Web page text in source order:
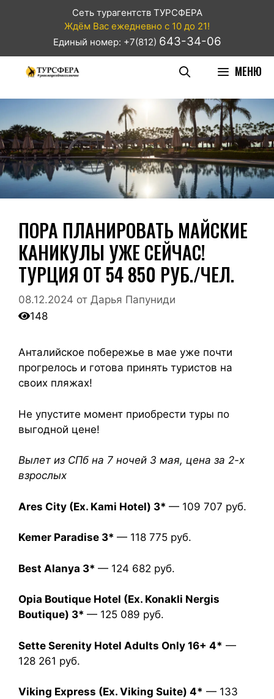
Сеть турагентств ТУРСФЕРА
Ждём Вас ежедневно с 10 до 21!
Единый номер: +7(812) 643-34-06
МЕНЮ
ПОРА ПЛАНИРОВАТЬ МАЙСКИЕ
КАНИКУЛЫ УЖЕ СЕЙЧАС!
ТУРЦИЯ ОТ 54 850 РУБ./ЧЕЛ.
08.12.2024 от Дарья Папуниди
148
Анталийское побережье в мае уже почти
прогрелось и готова принять туристов на
своих пляжах!
Не упустите момент приобрести туры по
выгодной цене!
Вылет из СПб на 7 ночей 3 мая, цена за 2-х
взрослых
Ares City (Ex. Kami Hotel) 3* — 109 707 руб.
Kemer Paradise 3* — 118 775 руб.
Best Alanya 3* — 124 682 руб.
Opia Boutique Hotel (Ex. Konakli Nergis
Boutique) 3* — 125 089 руб.
Sette Serenity Hotel Adults Only 16+ 4* —
128 261 руб.
Viking Express (Ex. Viking Suite) 4* — 133